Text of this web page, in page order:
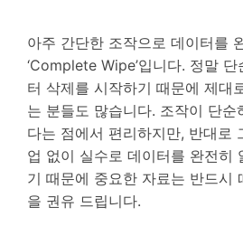
아주 간단한 조작으로 데이터를
‘Complete Wipe’입니다. 정말
터 삭제를 시작하기 때문에 제대
는 분들도 많습니다. 조작이 단순
다는 점에서 편리하지만, 반대로
업 없이 실수로 데이터를 완전히
기 때문에 중요한 자료는 반드시
을 권유 드립니다.